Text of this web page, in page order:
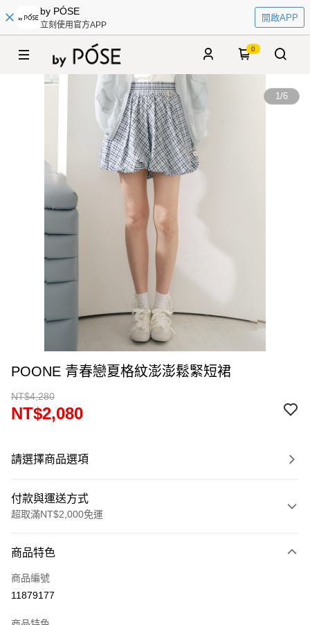
by PÓSE
立刻使用官方APP
開啟APP
0
1/6
POONE 青春戀夏格紋澎澎鬆緊短裙
NT$4,280
NT$2,080
請選擇商品選項
付款與運送方式
超取滿NT$2,000免運
信用卡一次付款
超商取貨付款
商品特色
商品編號
11879177